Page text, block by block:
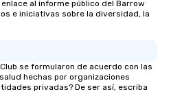
al informe público del Barrow
e iniciativas sobre la diversidad, la
se formularon de acuerdo con las
hechas por organizaciones
privadas? De ser así, escriba